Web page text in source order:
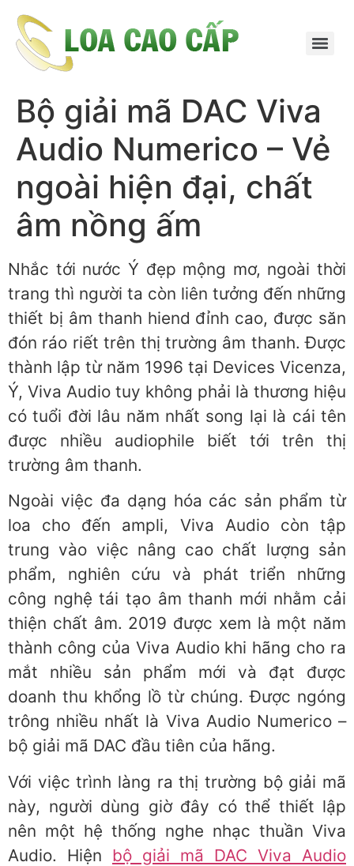
Bộ giải mã DAC Viva
Audio Numerico – Vẻ
ngoài hiện đại, chất
âm nồng ấm
Nhắc tới nước Ý đẹp mộng mơ, ngoài thời
trang thì người ta còn liên tưởng đến những
thiết bị âm thanh hiend đỉnh cao, được săn
đón ráo riết trên thị trường âm thanh. Được
thành lập từ năm 1996 tại Devices Vicenza,
Ý, Viva Audio tuy không phải là thương hiệu
có tuổi đời lâu năm nhất song lại là cái tên
được nhiều audiophile biết tới trên thị
trường âm thanh.
Ngoài việc đa dạng hóa các sản phẩm từ
loa cho đến ampli, Viva Audio còn tập
trung vào việc nâng cao chất lượng sản
phẩm, nghiên cứu và phát triển những
công nghệ tái tạo âm thanh mới nhằm cải
thiện chất âm. 2019 được xem là một năm
thành công của Viva Audio khi hãng cho ra
mắt nhiều sản phẩm mới và đạt được
doanh thu khổng lồ từ chúng. Được ngóng
trông nhiều nhất là Viva Audio Numerico –
bộ giải mã DAC đầu tiên của hãng.
Với việc trình làng ra thị trường bộ giải mã
này, người dùng giờ đây có thể thiết lập
nên một hệ thống nghe nhạc thuần Viva
Audio. Hiện bộ giải mã DAC Viva Audio